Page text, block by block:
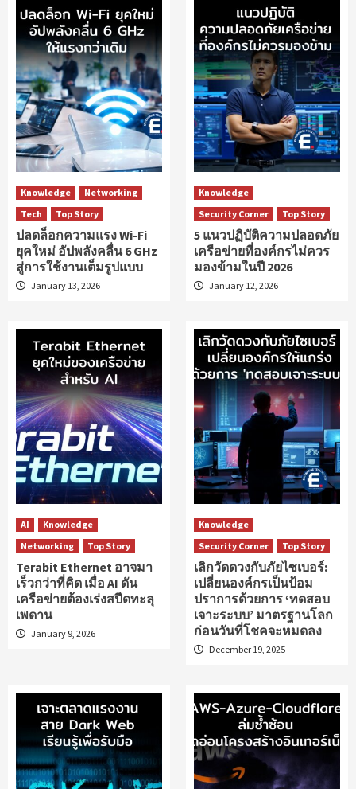
Knowledge
Networking
Tech
Top Story
ปลดล็อกความแรง Wi-Fi
ยุคใหม่ อัปพลังคลื่น 6 GHz
สู่การใช้งานเต็มรูปแบบ
January 13, 2026
Knowledge
Security Corner
Top Story
5 แนวปฏิบัติความปลอดภัย
เครือข่ายที่องค์กรไม่ควร
มองข้ามในปี 2026
January 12, 2026
AI
Knowledge
Networking
Top Story
Terabit Ethernet อาจมา
เร็วกว่าที่คิด เมื่อ AI ดัน
เครือข่ายต้องเร่งสปีดทะลุ
เพดาน
January 9, 2026
Knowledge
Security Corner
Top Story
เลิกวัดดวงกับภัยไซเบอร์:
เปลี่ยนองค์กรเป็นป้อม
ปราการด้วยการ ‘ทดสอบ
เจาะระบบ’ มาตรฐานโลก
ก่อนวันที่โชคจะหมดลง
December 19, 2025